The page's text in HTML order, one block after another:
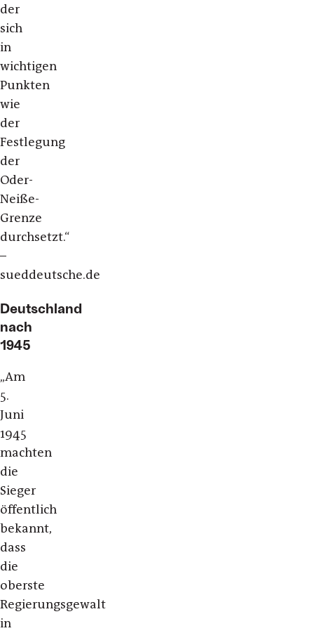
der
sich
in
wichtigen
Punkten
wie
der
Festlegung
der
Oder-
Neiße-
Grenze
durchsetzt.“
–
sueddeutsche.de
Deutschland
nach
1945
„Am
5.
Juni
1945
machten
die
Sieger
öffentlich
bekannt,
dass
die
oberste
Regierungsgewalt
in